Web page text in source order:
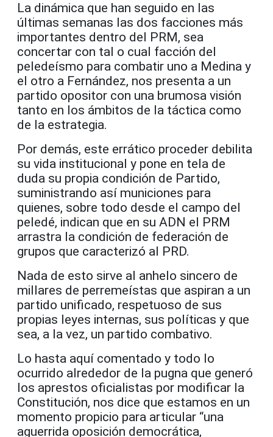
La dinámica que han seguido en las
últimas semanas las dos facciones más
importantes dentro del PRM, sea
concertar con tal o cual facción del
peledeísmo para combatir uno a Medina y
el otro a Fernández, nos presenta a un
partido opositor con una brumosa visión
tanto en los ámbitos de la táctica como
de la estrategia.
Por demás, este errático proceder debilita
su vida institucional y pone en tela de
duda su propia condición de Partido,
suministrando así municiones para
quienes, sobre todo desde el campo del
peledé, indican que en su ADN el PRM
arrastra la condición de federación de
grupos que caracterizó al PRD.
Nada de esto sirve al anhelo sincero de
millares de perremeístas que aspiran a un
partido unificado, respetuoso de sus
propias leyes internas, sus políticas y que
sea, a la vez, un partido combativo.
Lo hasta aquí comentado y todo lo
ocurrido alrededor de la pugna que generó
los aprestos oficialistas por modificar la
Constitución, nos dice que estamos en un
momento propicio para articular “una
aguerrida oposición democrática,